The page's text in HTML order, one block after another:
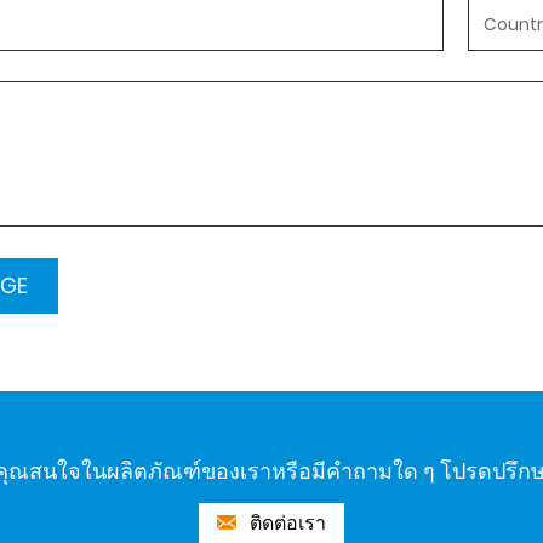
ณสนใจในผลิตภัณฑ์ของเราหรือมีคำถามใด ๆ โปรดปรึกษ
ติดต่อเรา